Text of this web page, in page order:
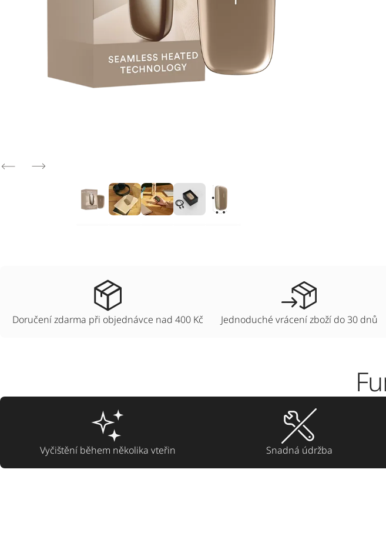
Doručení zdarma při objednávce nad 400 Kč Jednoduché vrácení zboží do 30 dnů
Vyčištění během několika vteřin Snadná údržba